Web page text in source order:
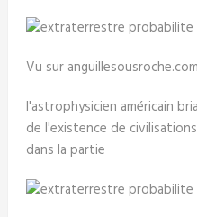
Vu sur anguillesousroche.com
l'astrophysicien américain
de l'existence de
dans la partie